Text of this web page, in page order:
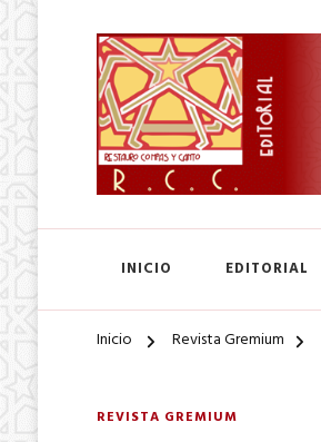
INICIO EDITORIAL
Inicio Revista Gremium
REVISTA GREMIUM